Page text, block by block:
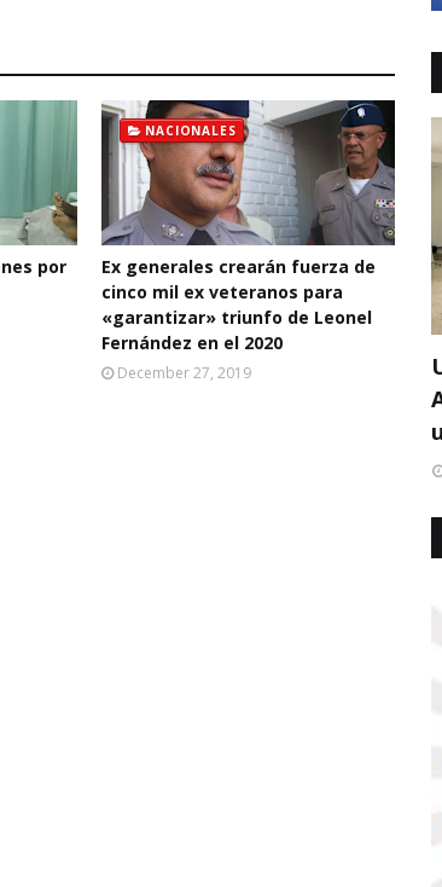
por
NACIONALES
Ex generales crearán fuerza de
cinco mil ex veteranos para
«garantizar» triunfo de Leonel
Fernández en el 2020
December 27, 2019